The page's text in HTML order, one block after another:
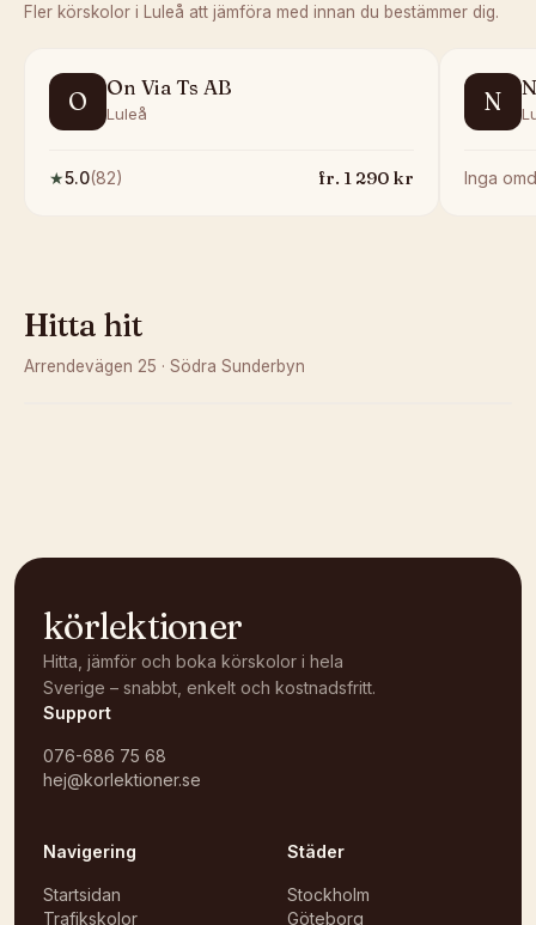
Fler körskolor i Luleå att jämföra med innan du bestämmer dig.
O On Via Ts AB
Luleå
★5.0(82) fr. 1 290kr
N
Inga
Hitta hit
Arrendevägen 25 · Södra Sunderbyn
körlektioner
Hitta, jämför och boka körskolor i hela
Sverige – snabbt, enkelt och kostnadsfritt.
Support
076-686 75 68
hej@korlektioner.se
Navigering
Startsidan
Trafikskolor
Städer
Stockholm
Göteborg